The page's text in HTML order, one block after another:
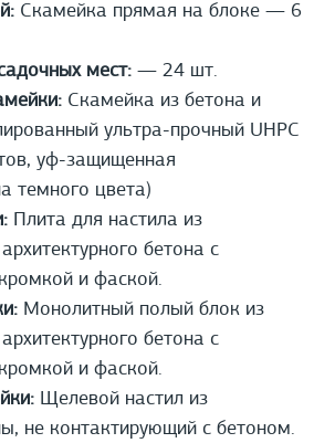
Скамейка прямая на блоке — 6
мест: — 24 шт.
Скамейка из бетона и
ультра-прочный UHPС
уф-защищенная
темного цвета)
Плита для настила из
бетона с
и фаской.
Монолитный полый блок из
бетона с
и фаской.
Щелевой настил из
не контактирующий с бетоном.